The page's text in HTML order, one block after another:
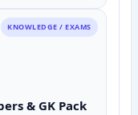
KNOWLEDGE / EXAMS
& GK Pack